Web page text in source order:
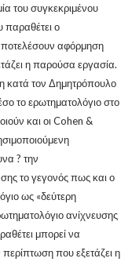
του συγκεκριμένου
παραθέτει ο
αφόρμηση
η παρούσα εργασία.
κατά τον Δημητρόπουλο
το ερωτηματολόγιο στο
και οι Cohen &
? την
το γεγονός πως και ο
ως «δεύτερη
ανίχνευσης
μπορεί να
που εξετάζει η